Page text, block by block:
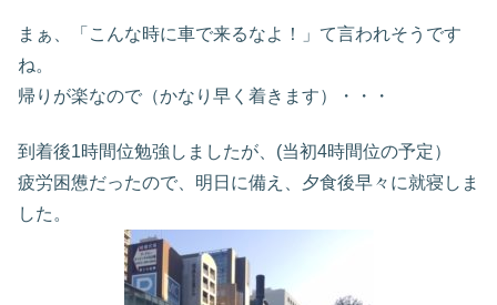
まぁ、「こんな時に車で来るなよ！」て言われそうです
ね。
帰りが楽なので（かなり早く着きます）・・・
到着後1時間位勉強しましたが、(当初4時間位の予定）
疲労困憊だったので、明日に備え、夕食後早々に就寝しま
した。